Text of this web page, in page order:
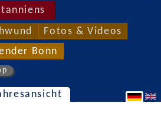
Fotos & Videos
Bonn